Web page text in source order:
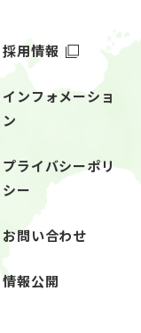
採用情報
インフォメーショ
ン
プライバシーポリ
シー
お問い合わせ
情報公開